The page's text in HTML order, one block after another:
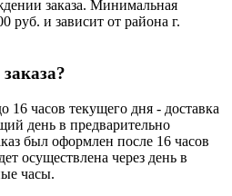
заказа. Минимальная
руб. и зависит от района г.
16 часов текущего дня - доставка
день в предварительно
был оформлен после 16 часов
осуществлена через день в
часы.